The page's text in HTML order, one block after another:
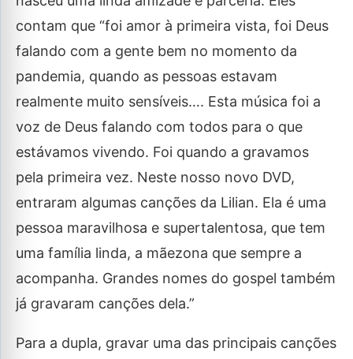
contam que “foi amor à primeira vista, foi Deus
falando com a gente bem no momento da
pandemia, quando as pessoas estavam
realmente muito sensíveis…. Esta música foi a
voz de Deus falando com todos para o que
estávamos vivendo. Foi quando a gravamos
pela primeira vez. Neste nosso novo DVD,
entraram algumas canções da Lilian. Ela é uma
pessoa maravilhosa e supertalentosa, que tem
uma família linda, a mãezona que sempre a
acompanha. Grandes nomes do gospel também
já gravaram canções dela.”
Para a dupla, gravar uma das principais canções